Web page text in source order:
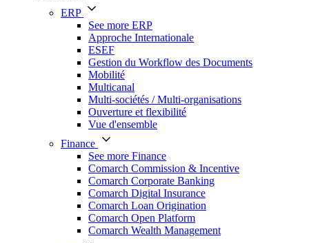
ERP
See more ERP
Approche Internationale
ESEF
Gestion du Workflow des Documents
Mobilité
Multicanal
Multi-sociétés / Multi-organisations
Ouverture et flexibilité
Vue d'ensemble
Finance
See more Finance
Comarch Commission & Incentive
Comarch Corporate Banking
Comarch Digital Insurance
Comarch Loan Origination
Comarch Open Platform
Comarch Wealth Management